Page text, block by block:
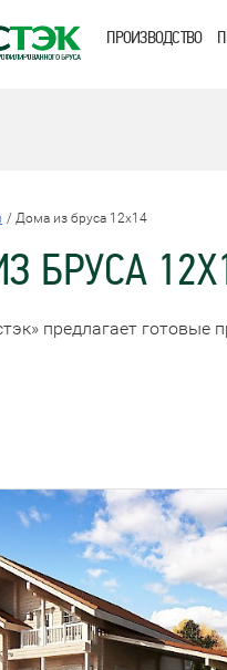
ПРОИЗВОДСТВО
Дома из бруса 12x14
БРУСА
предлагает